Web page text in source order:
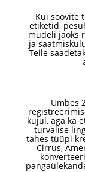
Kui soovite
etiketid,
mudeli jaoks
ja
Teile
Umbes
kujul, aga ka
turvalise
tahes tüüpi
Cirrus,